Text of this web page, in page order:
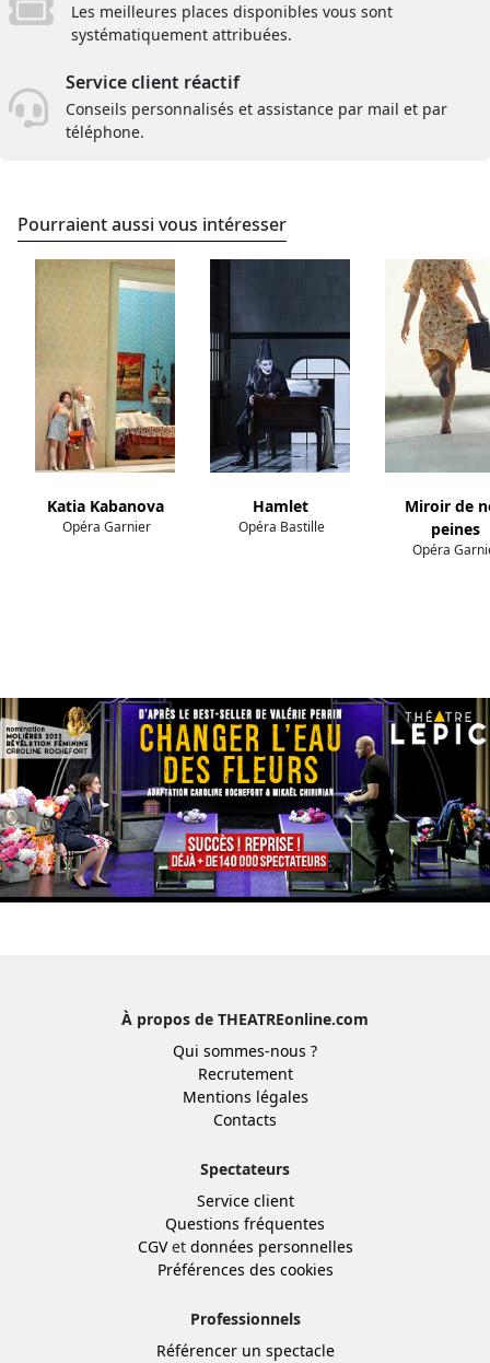
Les meilleures places disponibles vous sont
systématiquement attribuées.
Service client réactif
Conseils personnalisés et assistance par mail et par
téléphone.
Pourraient aussi vous intéresser
Katia Kabanova
Opéra Garnier
Hamlet
Opéra Bastille
Miroir de
peines
Opéra
À propos de THEATREonline.com
Qui sommes-nous ?
Recrutement
Mentions légales
Contacts
Spectateurs
Service client
Questions fréquentes
CGVet données personnelles
Préférences des cookies
Professionnels
Référencer un spectacle